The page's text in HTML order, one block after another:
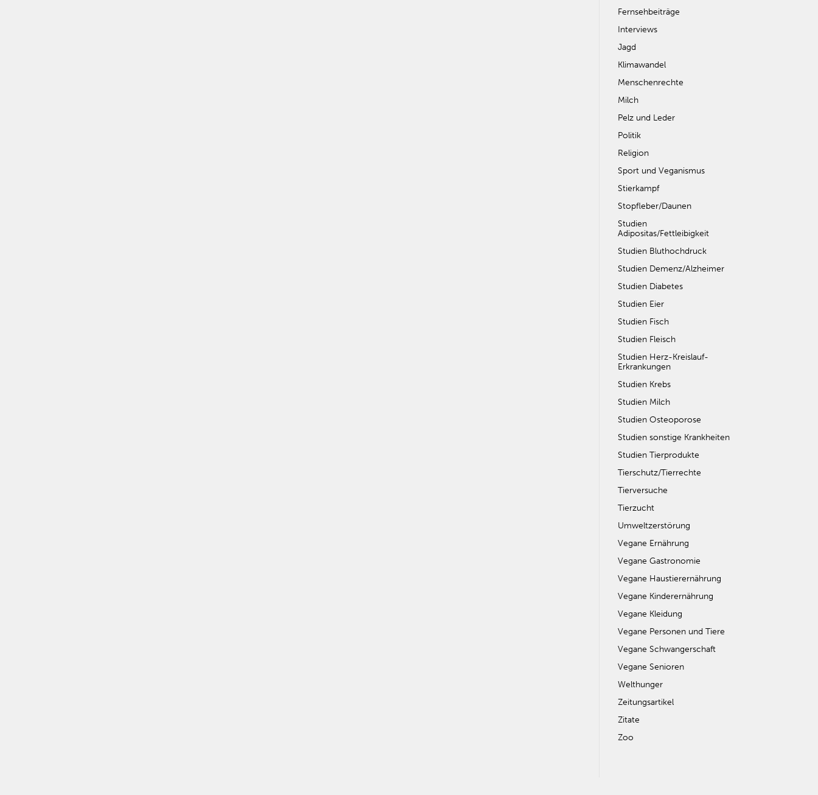
Fernsehbeiträge
Interviews
Jagd
Klimawandel
Menschenrechte
Milch
Pelz und Leder
Politik
Religion
Sport und Veganismus
Stierkampf
Stopfleber/Daunen
Studien
Adipositas/Fettleibigkeit
Studien Bluthochdruck
Studien Demenz/Alzheimer
Studien Diabetes
Studien Eier
Studien Fisch
Studien Fleisch
Studien Herz-Kreislauf-
Erkrankungen
Studien Krebs
Studien Milch
Studien Osteoporose
Studien sonstige Krankheiten
Studien Tierprodukte
Tierschutz/Tierrechte
Tierversuche
Tierzucht
Umweltzerstörung
Vegane Ernährung
Vegane Gastronomie
Vegane Haustierernährung
Vegane Kinderernährung
Vegane Kleidung
Vegane Personen und Tiere
Vegane Schwangerschaft
Vegane Senioren
Welthunger
Zeitungsartikel
Zitate
Zoo